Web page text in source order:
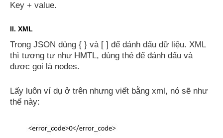
Key + value.
II. XML
Trong JSON dùng { } và [ ] để dánh dấu dữ liệu. XML
thì tương tự như HMTL, dùng thẻ để đánh dấu và
được gọi là nodes.
Lấy luôn ví dụ ở trên nhưng viết bằng xml, nó sẽ như
thế này: